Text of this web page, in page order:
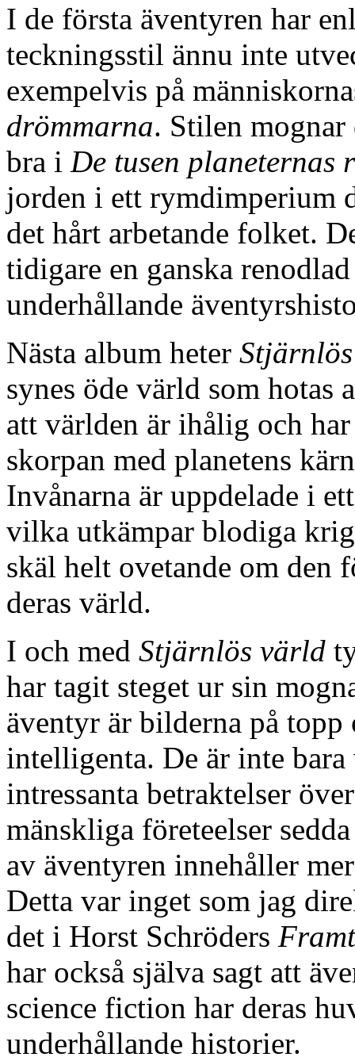
I de första äventyren har
teckningsstil ännu inte
exempelvis på
drömmarna. Stilen
bra i De tusen planeternas
jorden i ett rymdimperium
det hårt arbetande folket.
tidigare en ganska
underhållande
Nästa album heter
synes öde värld som hotas
att världen är ihålig och
skorpan med planetens
Invånarna är uppdelade i
vilka utkämpar blodiga
skäl helt ovetande om den
deras värld.
I och med Stjärnlös värld
har tagit steget ur sin
äventyr är bilderna på topp
intelligenta. De är inte
intressanta betraktelser
mänskliga företeelser
av äventyren innehåller
Detta var inget som jag
det i Horst Schröders
har också själva sagt att
science fiction har deras
underhållande historier.